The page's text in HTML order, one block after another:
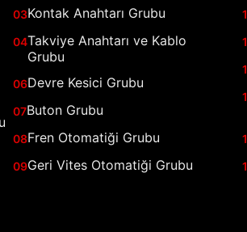
03Kontak Anahtarı Grubu
04Takviye Anahtarı ve Kablo
Grubu
06Devre Kesici Grubu
07Buton Grubu
08Fren Otomatiği Grubu
09Geri Vites Otomatiği Grubu